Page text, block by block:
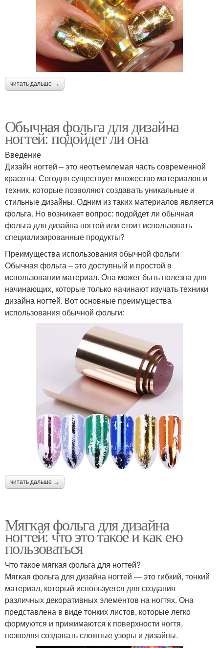
читать дальше →
Обычная фольга для дизайна
ногтей: подойдет ли она
Введение
Дизайн ногтей – это неотъемлемая часть современной
красоты. Сегодня существует множество материалов и
техник, которые позволяют создавать уникальные и
стильные дизайны. Одним из таких материалов является
фольга. Но возникает вопрос: подойдет ли обычная
фольга для дизайна ногтей или стоит использовать
специализированные продукты?
Преимущества использования обычной фольги
Обычная фольга – это доступный и простой в
использовании материал. Она может быть полезна для
начинающих, которые только начинают изучать техники
дизайна ногтей. Вот основные преимущества
использования обычной фольги:
читать дальше →
Мягкая фольга для дизайна
ногтей: что это такое и как ею
пользоваться
Что такое мягкая фольга для ногтей?
Мягкая фольга для дизайна ногтей — это гибкий, тонкий
материал, который используется для создания
различных декоративных элементов на ногтях. Она
представлена в виде тонких листов, которые легко
формуются и прижимаются к поверхности ногтя,
позволяя создавать сложные узоры и дизайны.